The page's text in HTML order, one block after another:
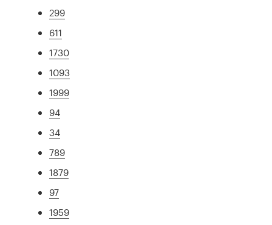
299
611
1730
1093
1999
94
34
789
1879
97
1959